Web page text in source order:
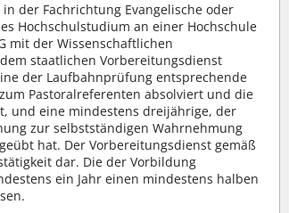
der Fachrichtung Evangelische oder
Hochschulstudium an einer Hochschule
mit der Wissenschaftlichen
staatlichen Vorbereitungsdienst
der Laufbahnprüfung entsprechende
Pastoralreferenten absolviert und die
und eine mindestens dreijährige, der
zur selbstständigen Wahrnehmung
hat. Der Vorbereitungsdienst gemäß
dar. Die der Vorbildung
ein Jahr einen mindestens halben